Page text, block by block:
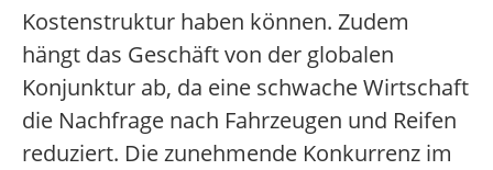
Kostenstruktur haben können. Zudem
hängt das Geschäft von der globalen
Konjunktur ab, da eine schwache Wirtschaft
die Nachfrage nach Fahrzeugen und Reifen
reduziert. Die zunehmende Konkurrenz im